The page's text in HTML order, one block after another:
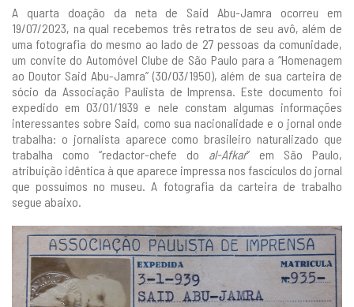
A quarta doação da neta de Said Abu-Jamra ocorreu em
19/07/2023, na qual recebemos três retratos de seu avô, além de
uma fotografia do mesmo ao lado de 27 pessoas da comunidade,
um convite do Automóvel Clube de São Paulo para a “Homenagem
ao Doutor Said Abu-Jamra” (30/03/1950), além de sua carteira de
sócio da Associação Paulista de Imprensa. Este documento foi
expedido em 03/01/1939 e nele constam algumas informações
interessantes sobre Said, como sua nacionalidade e o jornal onde
trabalha: o jornalista aparece como brasileiro naturalizado que
trabalha como “redactor-chefe do al-Afkar” em São Paulo,
atribuição idêntica à que aparece impressa nos fascículos do jornal
que possuímos no museu. A fotografia da carteira de trabalho
segue abaixo.